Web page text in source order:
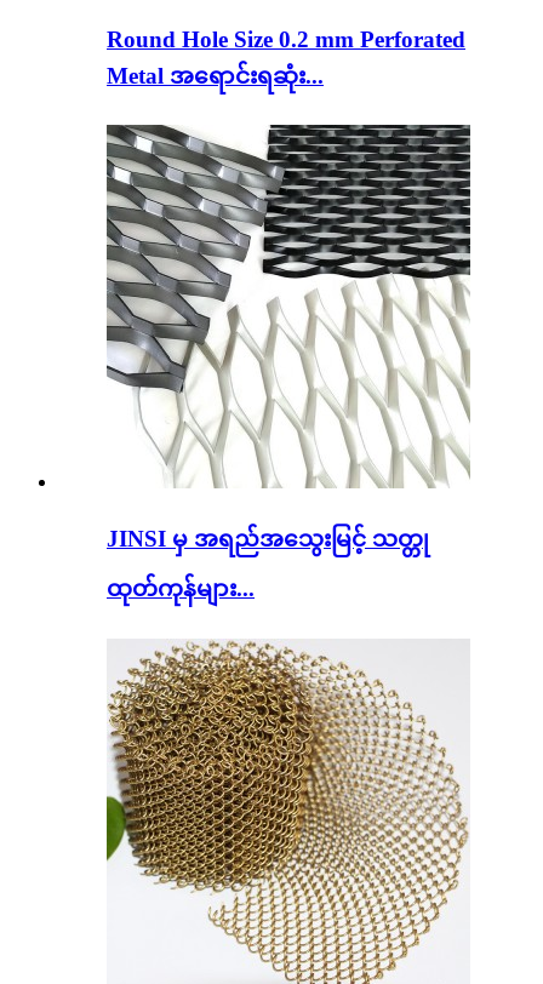
Round Hole Size 0.2 mm Perforated
Metal အရောင်းရဆုံး...
JINSI မှ အရည်အသွေးမြင့် သတ္တု
ထုတ်ကုန်များ...